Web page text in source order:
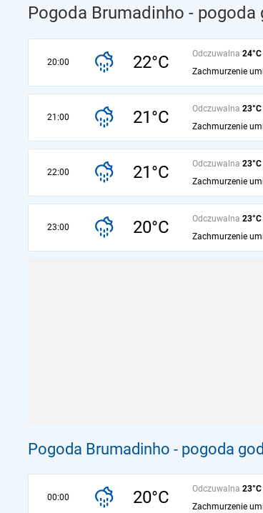
Pogoda Brumadinho -
20:00 22°C Odczuwalna 24°C
Zachmurzenie
21:00 21°C Odczuwalna 23°C
Zachmurzenie
22:00 21°C Odczuwalna 23°C
Zachmurzenie
23:00 20°C Odczuwalna 23°C
Zachmurzenie
Pogoda Brumadinho - pogoda
00:00 20°C Odczuwalna 23°C
Zachmurzenie